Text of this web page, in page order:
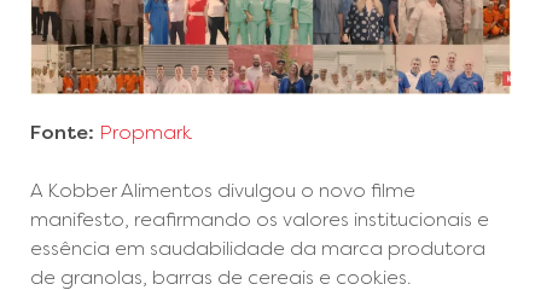
Fonte: Propmark
A Kobber Alimentos divulgou o novo filme
manifesto, reafirmando os valores institucionais e
essência em saudabilidade da marca produtora
de granolas, barras de cereais e cookies.